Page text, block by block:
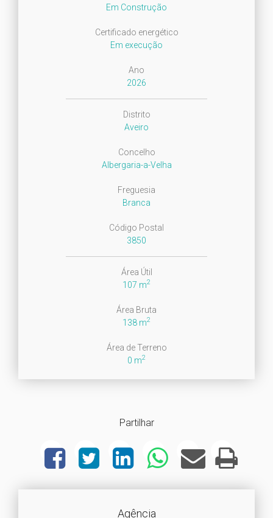
Em Construção
Certificado energético
Em execução
Ano
2026
Distrito
Aveiro
Concelho
Albergaria-a-Velha
Freguesia
Branca
Código Postal
3850
Área Útil
107 m2
Área Bruta
138 m2
Área de Terreno
0 m2
Partilhar
Agência